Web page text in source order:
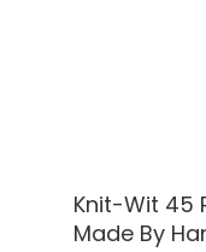
Knit-Wit 45
Made By